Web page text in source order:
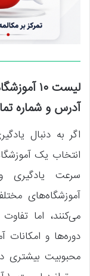
لیست ۱۰
آدرس و شماره
اگر به دنبال
انتخاب یک
سرعت یادگیری
آموزشگاه‌های
می‌کنند، اما
دوره‌ها و
محبوبیت بیشتری